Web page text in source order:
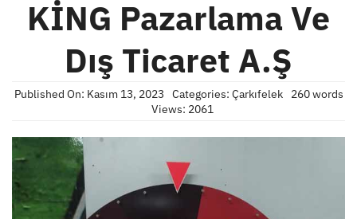
KİNG Pazarlama Ve
Dış Ticaret A.Ş
Published On: Kasım 13, 2023 Categories: Çarkıfelek
260 words
Views: 2061